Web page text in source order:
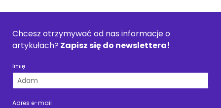
Chcesz otrzymywać od nas informacje o
artykułach? Zapisz się do newslettera!
Imię
Adres e-mail